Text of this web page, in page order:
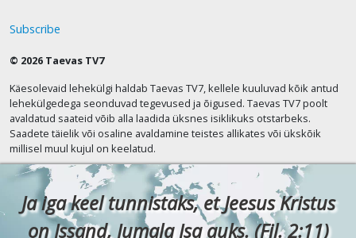
Subscribe
© 2026 Taevas TV7
Käesolevaid lehekülgi haldab Taevas TV7, kellele kuuluvad kõik antud
lehekülgedega seonduvad tegevused ja õigused. Taevas TV7 poolt
avaldatud saateid võib alla laadida üksnes isiklikuks otstarbeks.
Saadete täielik või osaline avaldamine teistes allikates või ükskõik
millisel muul kujul on keelatud.
Ja iga keel tunnistaks, et Jeesus Kristus
on Issand, Jumala Isa auks. (Fil. 2:11)